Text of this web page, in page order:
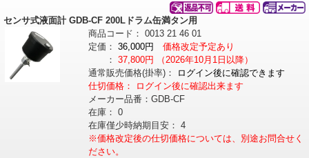
センサ式液面計 GDB-CF 200Lドラム缶満タン用
商品コード： 0013 21 46 01
定価： 36,000円
価格改定予定あり
： 37,800円
（2026年10月1日以降）
通常販売価格(掛率)：
ログイン後に確認できます
仕切価格：
ログイン後に確認出来ます
メーカー品番： GDB-CF
在庫： 0
在庫僅少時納期目安： 4
※価格改定後の仕切価格については、別途お問合せく
ださい。